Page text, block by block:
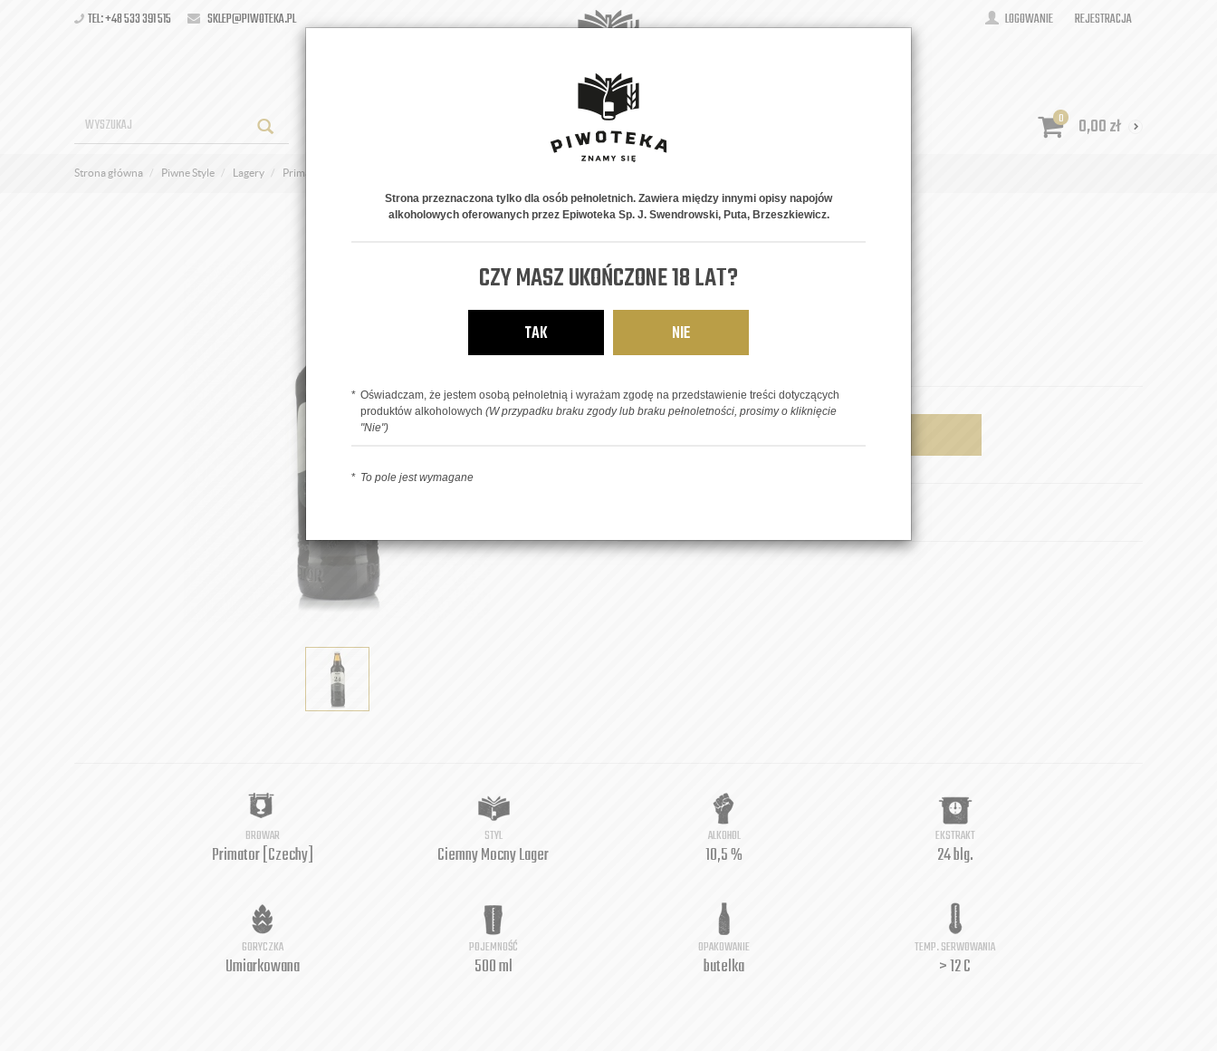
TEL: +48 533 391 515 SKLEP@PIWOTEKA.PL LOGOWANIE REJESTRACJA
PIWNE STYLE NA PREZENT 0 0,00zł
Strona główna Piwne Style Lagery Primator 24 Double
Primator 24 Double
CIEMNY MOCNY LAGER
11,86zł
BROWAR
Primator [Czechy]
STYL
Ciemny Mocny Lager
ALKOHOL
10,5 %
EKSTRAKT
24 blg.
GORYCZKA
Umiarkowana
POJEMNOŚĆ
500 ml
OPAKOWANIE
butelka
TEMP. SERWOWANIA
> 12 C
Strona przeznaczona tylko dla osób pełnoletnich. Zawiera między innymi opisy napojów
alkoholowych oferowanych przez Epiwoteka Sp. J. Swendrowski, Puta, Brzeszkiewicz.
CZY MASZ UKOŃCZONE 18 LAT?
TAK NIE
Oświadczam, że jestem osobą pełnoletnią i wyrażam zgodę na przedstawienie treści dotyczących
produktów alkoholowych (W przypadku braku zgody lub braku pełnoletności, prosimy o kliknięcie
"Nie")
To pole jest wymagane